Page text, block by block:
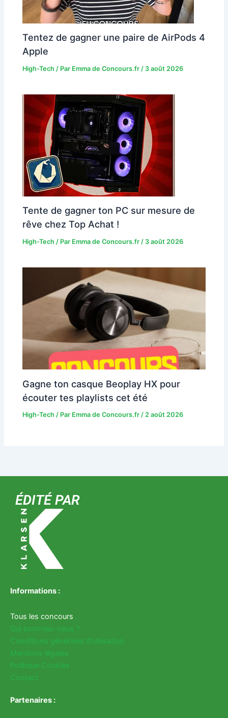
Tentez de gagner une paire de AirPods 4
Apple
High-Tech / Par Emma de Concours.fr/ 3 août 2026
Tente de gagner ton PC sur mesure de
rêve chez Top Achat !
High-Tech / Par Emma de Concours.fr/ 3 août 2026
Gagne ton casque Beoplay HX pour
écouter tes playlists cet été
High-Tech / Par Emma de Concours.fr/2 août 2026
ÉDITÉ PAR
Informations :
Tous les concours
Qui sommes-nous ?
Conditions générales d’utilisation
Mentions légales
Politique Cookies
Contact
Partenaires :